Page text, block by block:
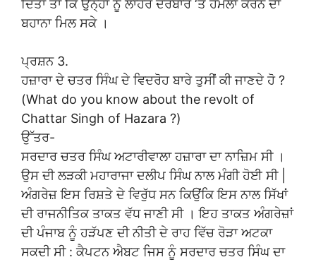
ਦਿੱਤਾ ਤਾਂ ਕਿ ਉਨ੍ਹਾਂ ਨੂੰ ਲਾਹੌਰ ਦਰਬਾਰ ‘ਤੇ ਹਮਲਾ ਕਰਨ ਦਾ
ਬਹਾਨਾ ਮਿਲ ਸਕੇ ।
ਪ੍ਰਸ਼ਨ 3.
ਹਜ਼ਾਰਾ ਦੇ ਚਤਰ ਸਿੰਘ ਦੇ ਵਿਦਰੋਹ ਬਾਰੇ ਤੁਸੀਂ ਕੀ ਜਾਣਦੇ ਹੋ ?
(What do you know about the revolt of
Chattar Singh of Hazara ?)
ਉੱਤਰ-
ਸਰਦਾਰ ਚਤਰ ਸਿੰਘ ਅਟਾਰੀਵਾਲਾ ਹਜ਼ਾਰਾ ਦਾ ਨਾਜ਼ਿਮ ਸੀ ।
ਉਸ ਦੀ ਲੜਕੀ ਮਹਾਰਾਜਾ ਦਲੀਪ ਸਿੰਘ ਨਾਲ ਮੰਗੀ ਹੋਈ ਸੀ |
ਅੰਗਰੇਜ਼ ਇਸ ਰਿਸ਼ਤੇ ਦੇ ਵਿਰੁੱਧ ਸਨ ਕਿਉਂਕਿ ਇਸ ਨਾਲ ਸਿੱਖਾਂ
ਦੀ ਰਾਜਨੀਤਿਕ ਤਾਕਤ ਵੱਧ ਜਾਣੀ ਸੀ । ਇਹ ਤਾਕਤ ਅੰਗਰੇਜ਼ਾਂ
ਦੀ ਪੰਜਾਬ ਨੂੰ ਹੜੱਪਣ ਦੀ ਨੀਤੀ ਦੇ ਰਾਹ ਵਿੱਚ ਰੋੜਾ ਅਟਕਾ
ਸਕਦੀ ਸੀ : ਕੈਪਟਨ ਐਬਟ ਜਿਸ ਨੂੰ ਸਰਦਾਰ ਚਤਰ ਸਿੰਘ ਦਾ